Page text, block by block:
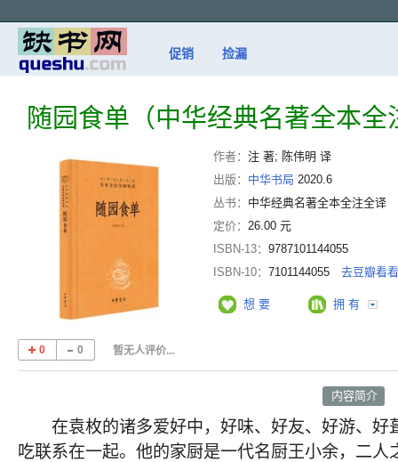
促销 捡漏
随园食单（中华经典名著全本全
作者： 注 著; 陈伟明 译
出版： 中华书局 2020.6
丛书： 中华经典名著全本全注全译
定价： 26.00 元
ISBN-13： 9787101144055
ISBN-10： 7101144055 去豆瓣看
想 要 拥 有
0 0 暂无人评价...
内容简介
在袁枚的诸多爱好中，好味、好友、好游、好
吃联系在一起。他的家厨是一代名厨王小余，二人